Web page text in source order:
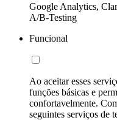
Google Analytics,
A/B-Testing
Funcional
Ao aceitar esses
funções básicas e
confortavelmente.
seguintes serviços de